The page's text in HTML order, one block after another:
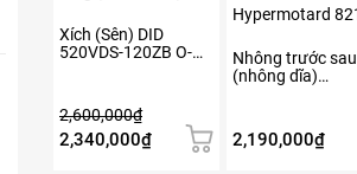
Xích (Sên) DID
520VDS-120ZB O-
2,600,000₫
Giá
2,340,000₫Giá
Nhông trước sau
(nhông dĩa)
2,190,000₫